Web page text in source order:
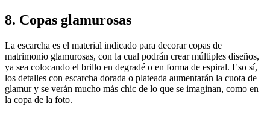
8. Copas glamurosas
La escarcha es el material indicado para decorar copas de
matrimonio glamurosas, con la cual podrán crear múltiples diseños,
ya sea colocando el brillo en degradé o en forma de espiral. Eso sí,
los detalles con escarcha dorada o plateada aumentarán la cuota de
glamur y se verán mucho más chic de lo que se imaginan, como en
la copa de la foto.